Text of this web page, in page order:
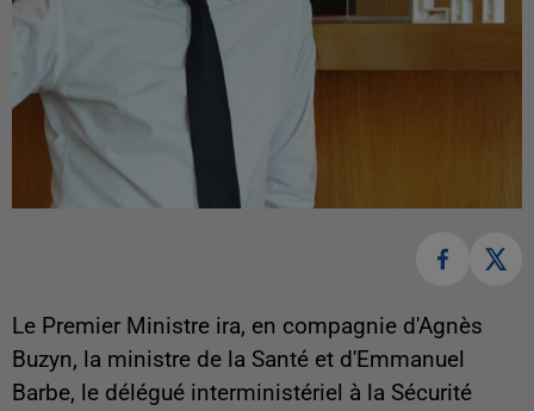
Le Premier Ministre ira, en compagnie d'Agnès
Buzyn, la ministre de la Santé et d'Emmanuel
Barbe, le délégué interministériel à la Sécurité